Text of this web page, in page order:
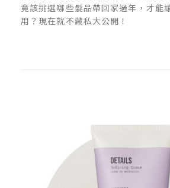
竟該挑選哪些髮品帶回家過年，才能
用？現在就不藏私大公開！